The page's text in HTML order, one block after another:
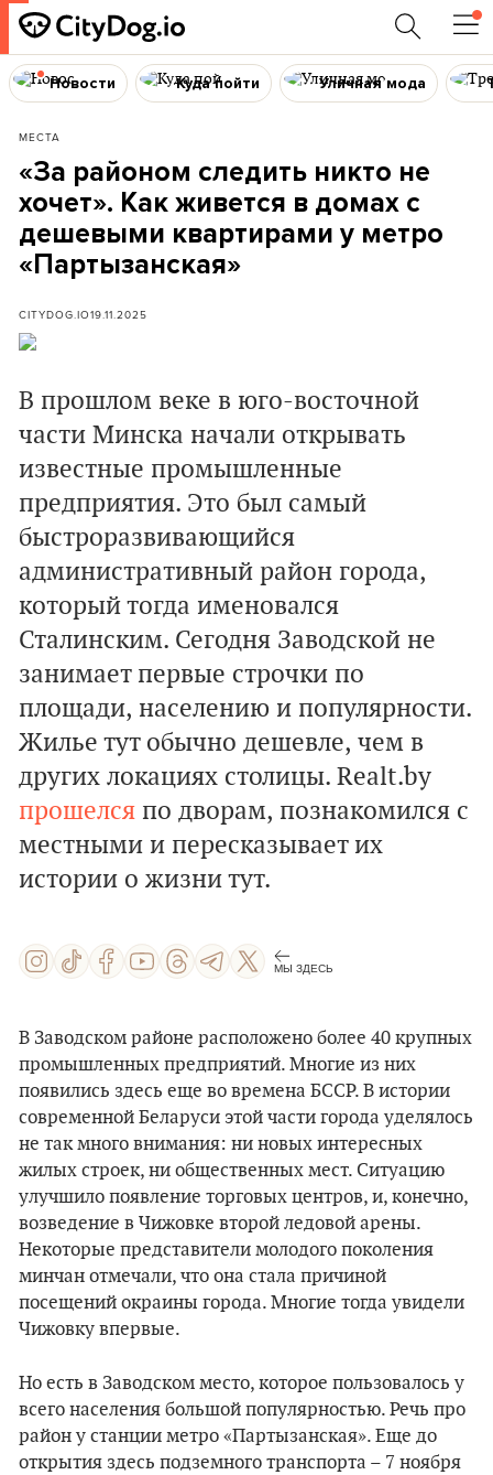
Новости Куда пойти Уличная мода
МЕСТА
«За районом следить никто не
хочет». Как живется в домах с
дешевыми квартирами у метро
«Партызанская»
CITYDOG.IO19.11.2025
В прошлом веке в юго-восточной
части Минска начали открывать
известные промышленные
предприятия. Это был самый
быстроразвивающийся
административный район города,
который тогда именовался
Сталинским. Сегодня Заводской не
занимает первые строчки по
площади, населению и популярности.
Жилье тут обычно дешевле, чем в
других локациях столицы. Realt.by
прошелся по дворам, познакомился с
местными и пересказывает их
истории о жизни тут.
МЫ ЗДЕСЬ
В Заводском районе расположено более 40 крупных
промышленных предприятий. Многие из них
появились здесь еще во времена БССР. В истории
современной Беларуси этой части города уделялось
не так много внимания: ни новых интересных
жилых строек, ни общественных мест. Ситуацию
улучшило появление торговых центров, и, конечно,
возведение в Чижовке второй ледовой арены.
Некоторые представители молодого поколения
минчан отмечали, что она стала причиной
посещений окраины города. Многие тогда увидели
Чижовку впервые.
Но есть в Заводском место, которое пользовалось у
всего населения большой популярностью. Речь про
район у станции метро «Партызанская». Еще до
открытия здесь подземного транспорта – 7 ноября